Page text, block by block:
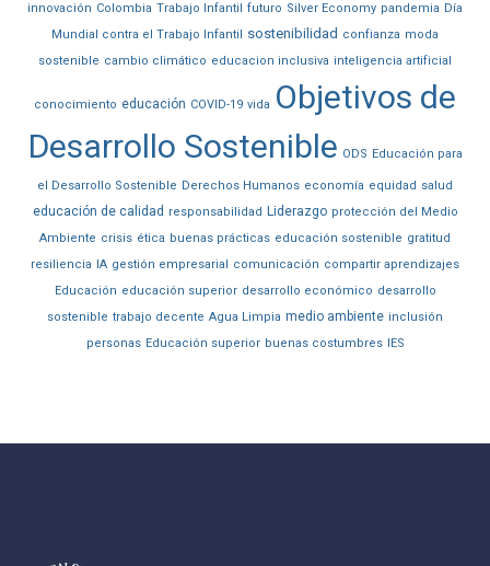
innovación Colombia Trabajo Infantil futuro Silver Economy pandemia Día
Mundial contra el Trabajo Infantil
sostenibilidad confianza moda
sostenible cambio climático educacion inclusiva inteligencia artificial
conocimiento educación COVID-19 vida Objetivos de
Desarrollo Sostenible ODS Educación para
el Desarrollo Sostenible Derechos Humanos economía equidad salud
educación de calidad responsabilidad Liderazgo protección del Medio
Ambiente crisis ética buenas prácticas educación sostenible gratitud
resiliencia
IA gestión empresarial comunicación compartir aprendizajes
Educación educación superior desarrollo económico desarrollo
sostenible trabajo decente Agua Limpia medio ambiente inclusión
personas Educación superior buenas costumbres IES